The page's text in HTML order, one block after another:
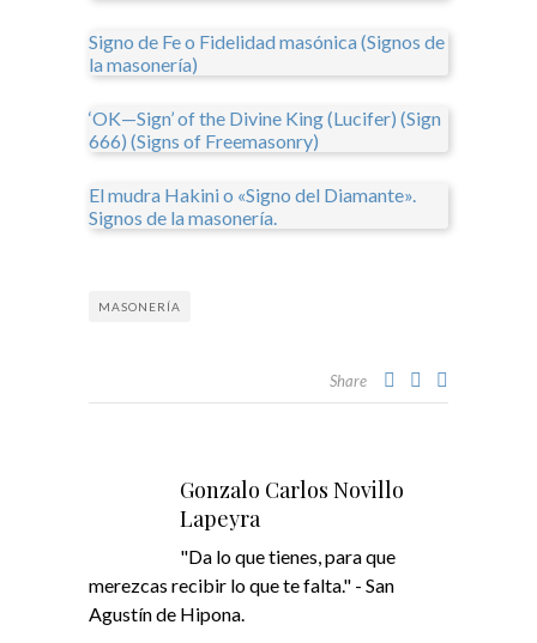
Signo de Fe o Fidelidad masónica (Signos de
la masonería)
‘OK—Sign’ of the Divine King (Lucifer) (Sign
666) (Signs of Freemasonry)
El mudra Hakini o «Signo del Diamante».
Signos de la masonería.
MASONERÍA
Share
Gonzalo Carlos Novillo
Lapeyra
"Da lo que tienes, para que
merezcas recibir lo que te falta." - San
Agustín de Hipona.